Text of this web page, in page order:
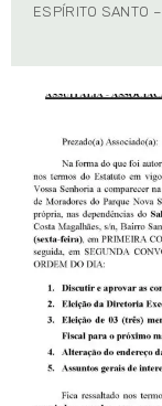
ESPÍRITO SANTO